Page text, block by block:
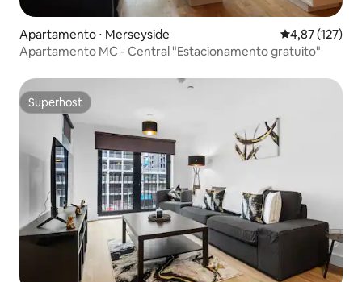
Apartamento ⋅ Merseyside 4,87 de uma
4,87 (127)
Apartamento MC - Central "Estacionamento gratuito"
Superhost
Superhost